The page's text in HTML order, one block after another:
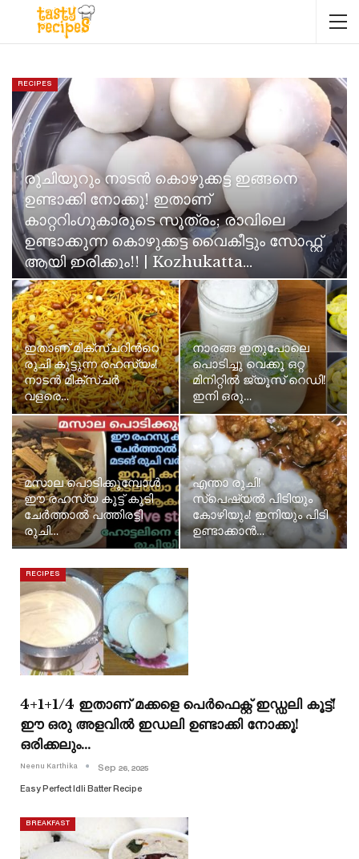
RECIPES
രുചിയൂറും നാടൻ കൊഴുക്കട്ട ഇങ്ങനെ
ഉണ്ടാക്കി നോക്കൂ! ഇതാണ്
കാറ്ററിംഗുകാരുടെ സൂത്രം; രാവിലെ
ഉണ്ടാക്കുന്ന കൊഴുക്കട്ട വൈകീട്ടും സോഫ്റ്റ്
ആയി ഇരിക്കും!! | Kozhukatta…
Neenu Karthika Jun 11, 2026
ഇതാണ് മിക്സ്ചറിൻറെ
രുചി കൂട്ടുന്ന രഹസ്യം!
നാടൻ മിക്സ്ചർ
വളരെ…
നാരങ്ങ ഇതുപോലെ
പൊടിച്ചു വെക്കൂ ഒറ്റ
മിനിറ്റിൽ ജ്യൂസ് റെഡി!
ഇനി ഒരു…
മസാല പൊടിക്കുമ്പോൾ
ഈ രഹസ്യ കൂട്ട് കൂടി
ചേർത്താൽ പത്തിരട്ടി
രുചി…
എന്താ രുചി!
സ്പെഷ്യൽ പിടിയും
കോഴിയും! ഇനിയും പിടി
ഉണ്ടാക്കാൻ…
RECIPES
4+1+1/4 ഇതാണ് മക്കളെ പെർഫെക്റ്റ് ഇഡ്ഡലി കൂട്ട്!
ഈ ഒരു അളവിൽ ഇഡലി ഉണ്ടാക്കി നോക്കൂ!
ഒരിക്കലും…
Neenu Karthika Sep 26, 2025
Easy Perfect Idli Batter Recipe
BREAKFAST